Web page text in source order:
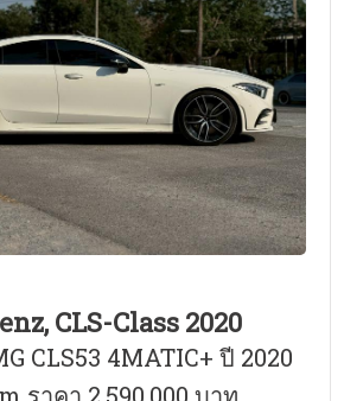
CLS-Class 2020
CLS53 4MATIC+ ปี 2020